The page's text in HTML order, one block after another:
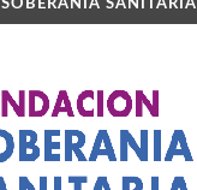
SOBERANIA SANITARIA